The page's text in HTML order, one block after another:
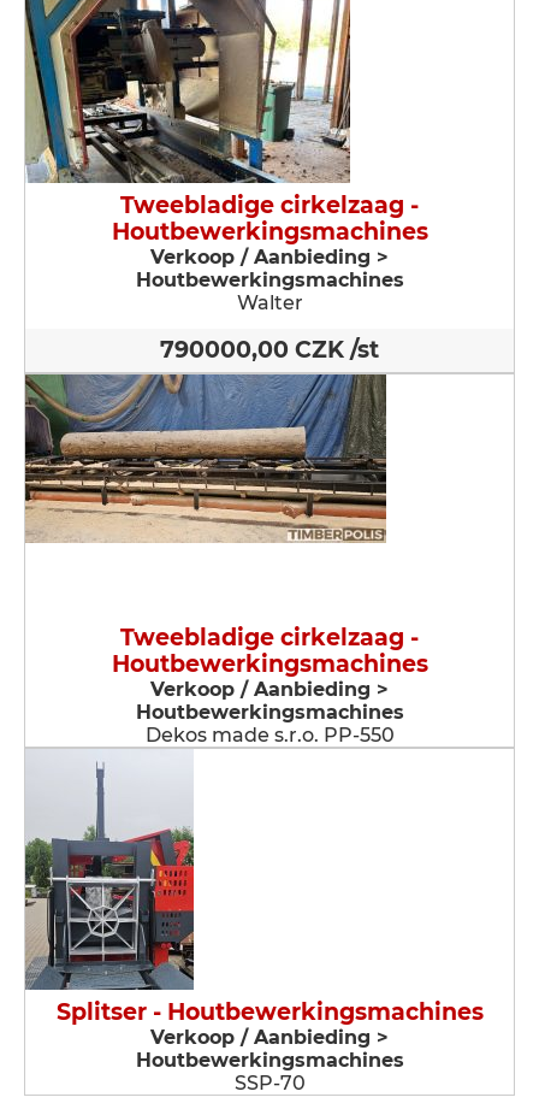
Tweebladige cirkelzaag -
Houtbewerkingsmachines
Verkoop / Aanbieding >
Houtbewerkingsmachines
Walter
790000,00 CZK /st
Tweebladige cirkelzaag -
Houtbewerkingsmachines
Verkoop / Aanbieding >
Houtbewerkingsmachines
Dekos made s.r.o. PP-550
Splitser - Houtbewerkingsmachines
Verkoop / Aanbieding >
Houtbewerkingsmachines
SSP-70